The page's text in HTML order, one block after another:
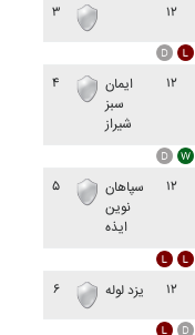
۳ ۱۲
۴
ايمان
سبز
شيراز
۱۲
۵
سپاهان
نوين
ايذه
۱۲
۶ يزد لوله ۱۲